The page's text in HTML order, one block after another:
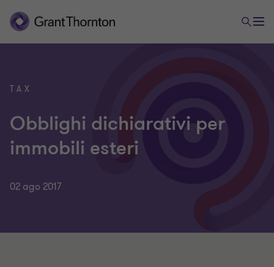
TAX
Obblighi dichiarativi per
immobili esteri
02 ago 2017